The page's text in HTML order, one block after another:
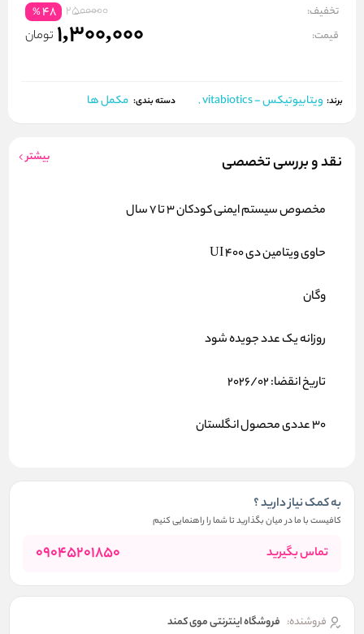
تخفیف: 2500000
48
%
قیمت: 1,300,000 تومان
برند: ویتابیوتیکس - vitabiotics , دسته بندی: مکمل ها
نقد و بررسی تخصصی بیشتر
مخصوص سیستم ایمنی کودکان 3 تا 7 سال
حاوی ویتامین دی 400 UI
وگان
روزانه یک عدد جویده شود
تاریخ انقضا: 2026/02
30 عددی محصول انگلستان
به کمک نیاز دارید ؟
کافیست با ما در میان بگذارید تا شما را راهنمایی کنیم
تماس بگیرید 09045201850
فروشنده: فروشگاه اینترنتی موی کمند